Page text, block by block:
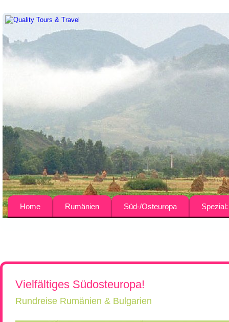
Home Rumänien
Städtereisen
Rumänien & Nachbarländer
Süd-/Osteuropa
Ungarn
Wein-
Vielfältiges Südosteuropa!
Rundreise Rumänien & Bulgarien